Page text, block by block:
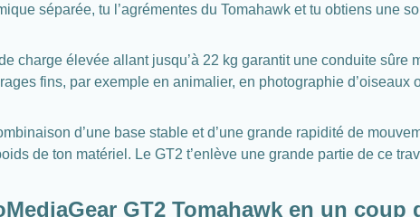
séparée, tu l’agrémentes du Tomahawk et tu obtiens une
charge élevée allant jusqu’à 22 kg garantit une conduite
fins, par exemple en animalier, en photographie
d’une base stable et d’une grande rapidité de
de ton matériel. Le GT2 t’enlève une grande partie de ce
GT2 Tomahawk en un coup